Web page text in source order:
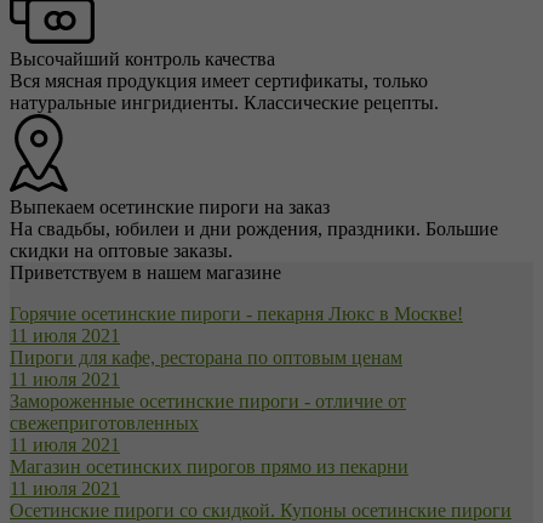
Высочайший контроль качества
Вся мясная продукция имеет сертификаты, только
натуральные ингридиенты. Классические рецепты.
Выпекаем осетинские пироги на заказ
На свадьбы, юбилеи и дни рождения, праздники. Большие
скидки на оптовые заказы.
Приветствуем в нашем магазине
Горячие осетинские пироги - пекарня Люкс в Москве!
11 июля 2021
Пироги для кафе, ресторана по оптовым ценам
11 июля 2021
Замороженные осетинские пироги - отличие от
свежеприготовленных
11 июля 2021
Магазин осетинских пирогов прямо из пекарни
11 июля 2021
Осетинские пироги со скидкой. Купоны осетинские пироги